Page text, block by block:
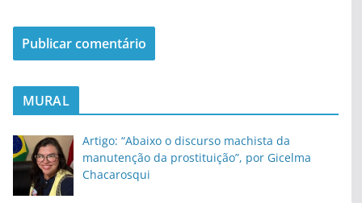
MURAL
Artigo: “Abaixo o discurso machista da
manutenção da prostituição”, por Gicelma
Chacarosqui